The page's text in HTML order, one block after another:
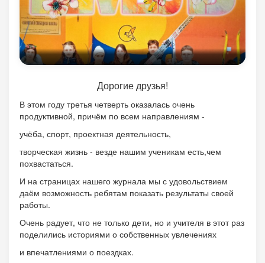
Дорогие друзья!
В этом году третья четверть оказалась очень
продуктивной, причём по всем направлениям -
учёба, спорт, проектная деятельность,
творческая жизнь - везде нашим ученикам есть,чем
похвастаться.
И на страницах нашего журнала мы с удовольствием
даём возможность ребятам показать результаты своей
работы.
Очень радует, что не только дети, но и учителя в этот раз
поделились историями о собственных увлечениях
и впечатлениями о поездках.